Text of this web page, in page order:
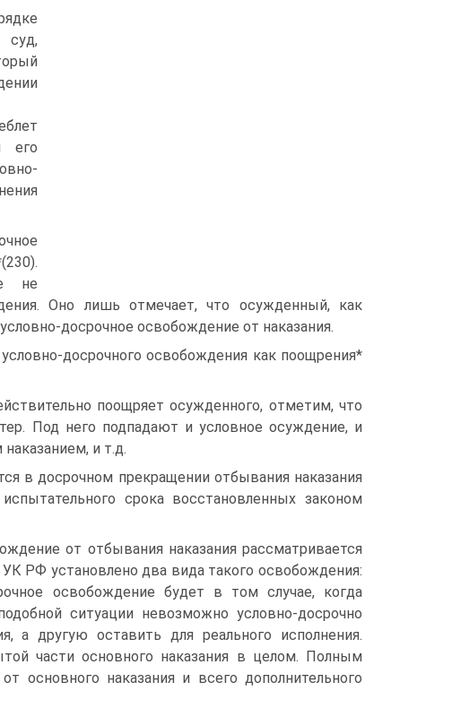
суд,
его
не
Оно лишь отмечает, что осужденный, как
досрочное освобождение от наказания.
досрочного освобождения как поощрения*
поощряет осужденного, отметим, что
Под него подпадают и условное осуждение, и
и т.д.
в досрочном прекращении отбывания наказания
срока восстановленных законом
от отбывания наказания рассматривается
РФ установлено два вида такого освобождения:
освобождение будет в том случае, когда
ситуации невозможно условно-досрочно
а другую оставить для реального исполнения.
части основного наказания в целом. Полным
основного наказания и всего дополнительного